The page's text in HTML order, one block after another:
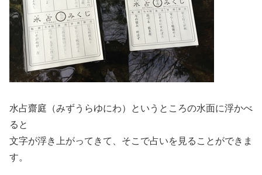
水占齋庭（みずうらゆにわ）というところの水面に浮かべ
ると
文字が浮き上がってきて、そこで占いを見ることができま
す。